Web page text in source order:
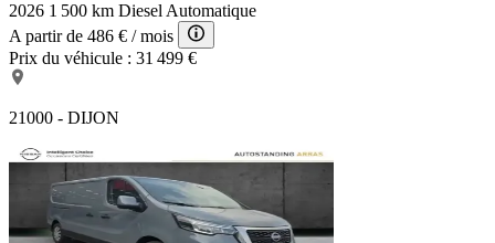
2026 1 500 km Diesel Automatique
A partir de 486 € / mois
Prix du véhicule : 31 499 €
21000 - DIJON